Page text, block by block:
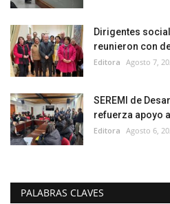
Dirigentes
reunieron con
Editora Agosto 7,
SEREMI de
refuerza apoyo
Editora Agosto 6,
PALABRAS CLAVES